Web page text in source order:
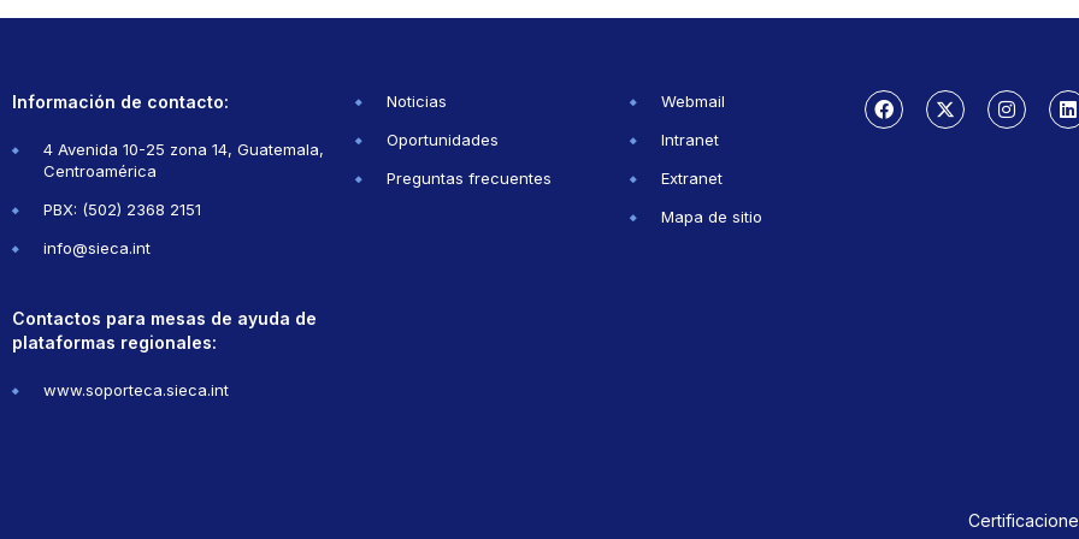
Información de contacto:
4 Avenida 10-25 zona 14, Guatemala,
Centroamérica
PBX: (502) 2368 2151
info@sieca.int
Contactos para mesas de ayuda de
plataformas regionales:
www.soporteca.sieca.int
Noticias
Oportunidades
Preguntas frecuentes
Webmail
Intranet
Extranet
Mapa de sitio